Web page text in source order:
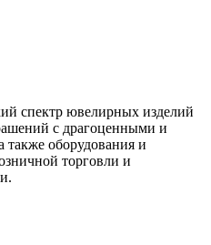
спектр ювелирных изделий
с драгоценными и
оборудования и
торговли и